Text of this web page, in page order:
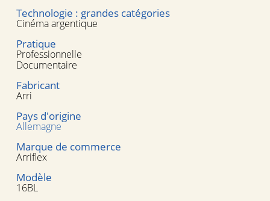
Technologie : grandes catégories
Cinéma argentique
Pratique
Professionnelle
Documentaire
Fabricant
Arri
Pays d'origine
Allemagne
Marque de commerce
Arriflex
Modèle
16BL